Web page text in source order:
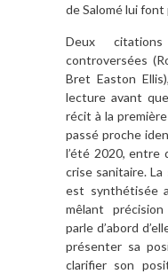
de Salomé lui
Deux
controversées
Bret Easton
lecture avant
récit à la
passé proche
l’été 2020, entre
crise sanitaire.
est synthétisée
mêlant
parle d’abord
présenter sa
clarifier son